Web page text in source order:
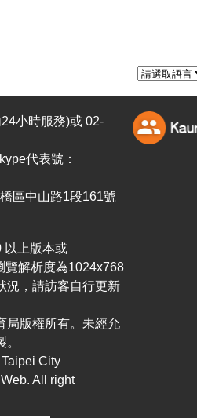
小時服務)或 02-
代表號：
區中山路1段161號
以上版本或
覽解析度為1024x768
況，請訪客自行更新
局版權所有。未經允
City
All right